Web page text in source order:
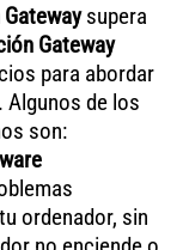
supera
Gateway
para abordar
de los
son:
ordenador, sin